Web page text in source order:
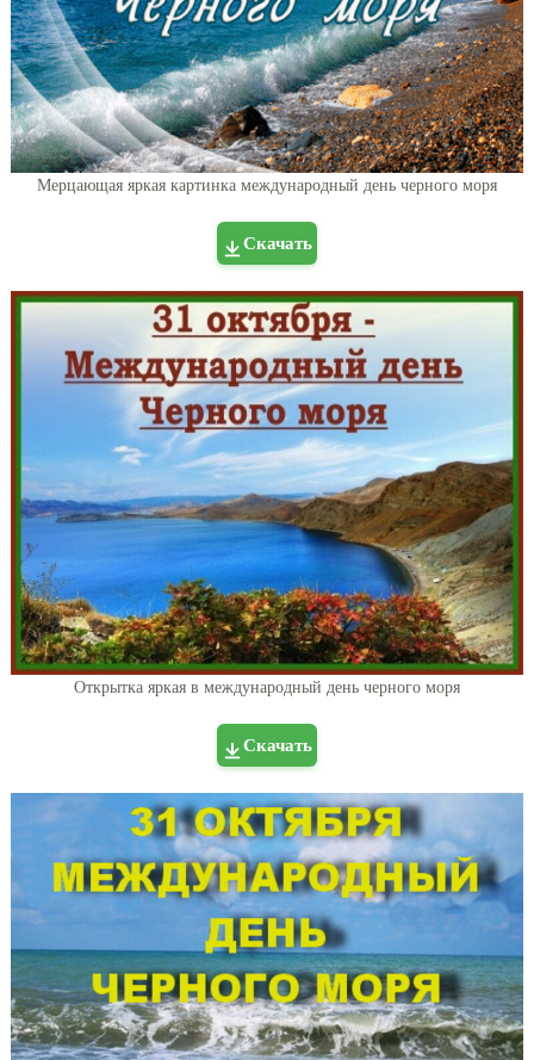
Мерцающая яркая картинка международный день черного моря
Скачать
Открытка яркая в международный день черного моря
Скачать